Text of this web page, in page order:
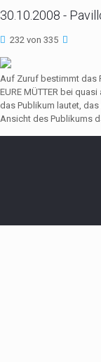
30.10.2008 -
232 von 335
Auf Zuruf bestimmt das
EURE MÜTTER bei
das Publikum lautet,
Ansicht des Publikums